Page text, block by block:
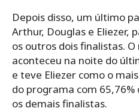
Depois disso, um último
Arthur, Douglas e Eliezer,
os outros dois finalistas.
aconteceu na noite do
e teve Eliezer como o
do programa com
os demais finalistas.